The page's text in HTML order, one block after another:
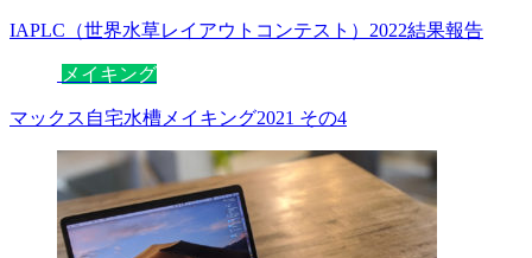
IAPLC（世界水草レイアウトコンテスト）2022結果報告
メイキング
マックス自宅水槽メイキング2021 その4